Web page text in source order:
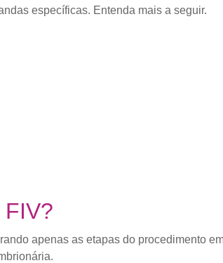
específicas. Entenda mais a seguir.
apenas as etapas do procedimento